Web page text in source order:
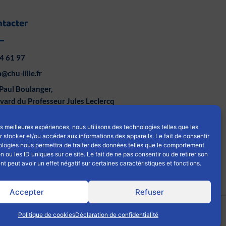
meilleures expériences, nous utilisons des technologies telles que les
stocker et/ou accéder aux informations des appareils. Le fait de consentir
nous permettra de traiter des données telles que le comportement
ou les ID uniques sur ce site. Le fait de ne pas consentir ou de retirer son
peut avoir un effet négatif sur certaines caractéristiques et fonctions.
Accepter Refuser
Politique de cookiesDéclaration de confidentialité
61 97
lille.fr
Boulanger,
du Professeur Jules Leclercq
L
i
n
e
d
Y
o
u
u
b
e
|Politique de confidentialités